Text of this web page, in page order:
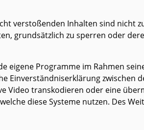
verstoßenden Inhalten sind nicht
grundsätzlich zu sperren oder
eigene Programme im Rahmen
Einverständniserklärung zwischen
Video transkodieren oder eine
diese Systeme nutzen. Des